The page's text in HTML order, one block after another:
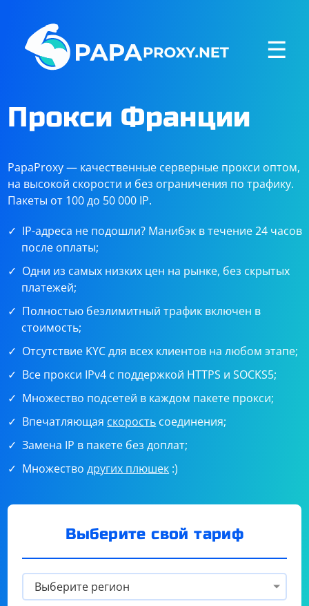
☰
Прокси Франции
PapaProxy — качественные серверные прокси оптом,
на высокой скорости и без ограничения по трафику.
Пакеты от 100 до 50 000 IP.
IP-адреса не подошли? Манибэк в течение 24 часов
после оплаты;
Одни из самых низких цен на рынке, без скрытых
платежей;
Полностью безлимитный трафик включен в
стоимость;
Отсутствие KYC для всех клиентов на любом этапе;
Все прокси IPv4 с поддержкой HTTPS и SOCKS5;
Множество подсетей в каждом пакете прокси;
Впечатляющая скорость соединения;
Замена IP в пакете без доплат;
Множестводругих плюшек :)
Выберите свой тариф